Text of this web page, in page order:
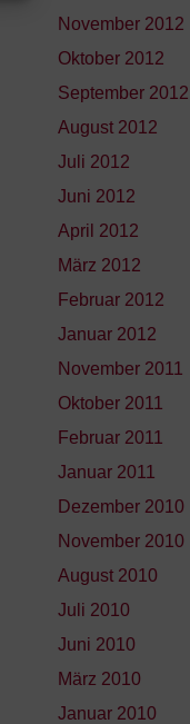
November 2012
Oktober 2012
September 2012
August 2012
Juli 2012
Juni 2012
April 2012
März 2012
Februar 2012
Januar 2012
November 2011
Oktober 2011
Februar 2011
Januar 2011
Dezember 2010
November 2010
August 2010
Juli 2010
Juni 2010
März 2010
Januar 2010